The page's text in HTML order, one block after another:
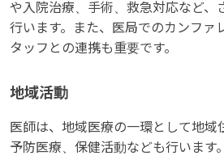
や入院治療、手術、救急対応など、
行います。また、医局でのカンファ
タッフとの連携も重要です。
地域活動
医師は、地域医療の一環として地域
予防医療、保健活動なども行います